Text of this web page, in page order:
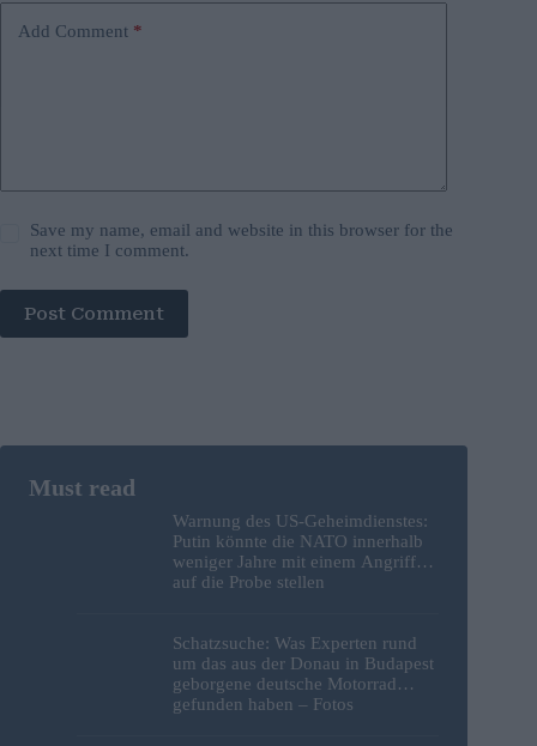
Add Comment *
Save my name, email and website in this browser for the
next time I comment.
Post Comment
Warnung des US-Geheimdienstes:
Putin könnte die NATO innerhalb
weniger Jahre mit einem Angriff
auf die Probe stellen
Schatzsuche: Was Experten rund
um das aus der Donau in Budapest
geborgene deutsche Motorrad
gefunden haben – Fotos